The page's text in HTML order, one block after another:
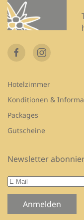
Hotelzimmer
Konditionen &
Packages
Gutscheine
Newsletter
Anmelden